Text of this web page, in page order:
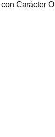
Carácter